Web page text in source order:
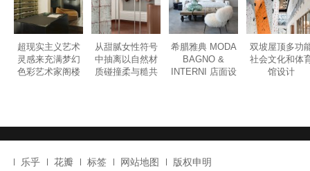
超现实主义艺术
灵感来充满梦幻
色彩艺术家阁楼
从甜腻女性符号
中抽离以自然材
质碰撞柔与糙共
希腊雅典 MODA
BAGNO &
INTERNI 店面设
双坡屋顶多功
社会文化和体
馆设计
乐乎 花瓣 标签 网站地图 版权申明